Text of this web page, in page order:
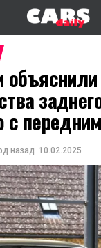
объяснили
с передним
назад 10.02.2025